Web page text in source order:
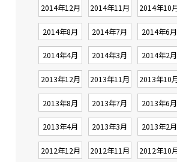
2014年12月 2014年11月 2014年10
2014年8月 2014年7月 2014年6月
2014年4月 2014年3月 2014年2月
2013年12月 2013年11月 2013年10
2013年8月 2013年7月 2013年6月
2013年4月 2013年3月 2013年2月
2012年12月 2012年11月 2012年10